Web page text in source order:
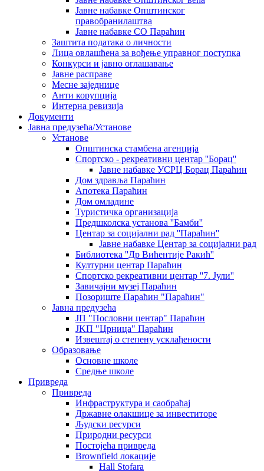
Јавне набавке Општинског
правобранилаштва
Јавне набавке СО Параћин
Заштита података о личности
Лица овлашћена за вођење управног поступка
Конкурси и јавно оглашавање
Јавне расправе
Месне заједнице
Анти корупција
Интерна ревизија
Документи
Јавна предузећа/Установе
Установе
Општинскa стамбенa агенцијa
Спортско - рекреативни центар ''Борац''
Јавне набавке УСРЦ Борац Параћин
Дом здравља Параћин
Апотека Параћин
Дом омладине
Туристичка организација
Предшколска установа ''Бамби''
Центар за социјални рад ''Параћин''
Јавне набавке Центар за социјални рад
Библиотека ''Др Вићентије Ракић''
Културни центар Параћин
Спортско рекреативни центар ''7. Јули''
Завичајни музеј Параћин
Позориште Параћин "Параћин"
Јавна предузећа
ЈП "Пословни центар" Параћин
ЈKП "Црница" Параћин
Извештај о степену усклађености
Образовање
Основне школе
Средње школе
Привреда
Привреда
Инфраструктура и саобраћај
Државне олакшице за инвеститоре
Људски ресурси
Природни ресурси
Постојећа привреда
Brownfield локације
Hall Stofara